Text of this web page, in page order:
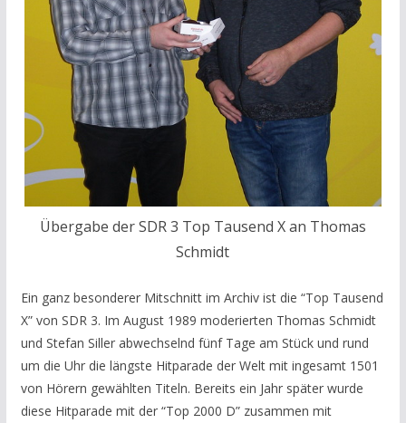
Übergabe der SDR 3 Top Tausend X an Thomas
Schmidt
Ein ganz besonderer Mitschnitt im Archiv ist die “Top Tausend
X” von SDR 3. Im August 1989 moderierten Thomas Schmidt
und Stefan Siller abwechselnd fünf Tage am Stück und rund
um die Uhr die längste Hitparade der Welt mit ingesamt 1501
von Hörern gewählten Titeln. Bereits ein Jahr später wurde
diese Hitparade mit der “Top 2000 D” zusammen mit